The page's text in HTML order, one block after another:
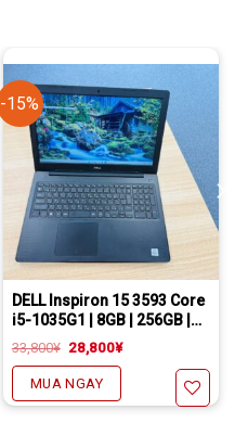
-15%
DELL Inspiron 15 3593 Core
i5-1035G1 | 8GB | 256GB |
15.6inch
33,800¥ Giá
gốc
là:
33,800¥.
28,800¥Giá
tại
28,800¥.
MUA NGAY